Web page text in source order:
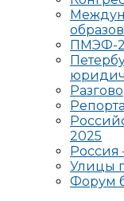
ПМЭФ-
2025
Россия
Улицы
Форум